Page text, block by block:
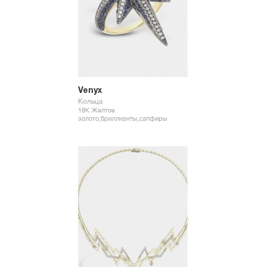
Venyx
Кольца
18К Желтое
золото,бриллианты,сапфиры